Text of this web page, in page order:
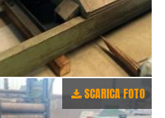
SCARICA FOTO